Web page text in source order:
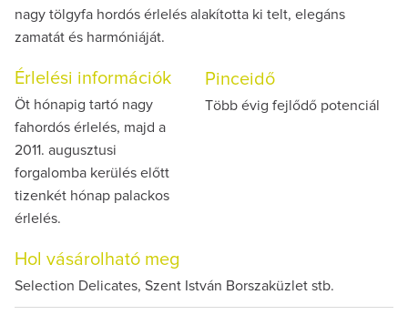
nagy tölgyfa hordós érlelés alakította ki telt, elegáns
zamatát és harmóniáját.
Érlelési információk
Öt hónapig tartó nagy
fahordós érlelés, majd a
2011. augusztusi
forgalomba kerülés előtt
tizenkét hónap palackos
érlelés.
Pinceidő
Több évig fejlődő potenciál
Hol vásárolható meg
Selection Delicates, Szent István Borszaküzlet stb.